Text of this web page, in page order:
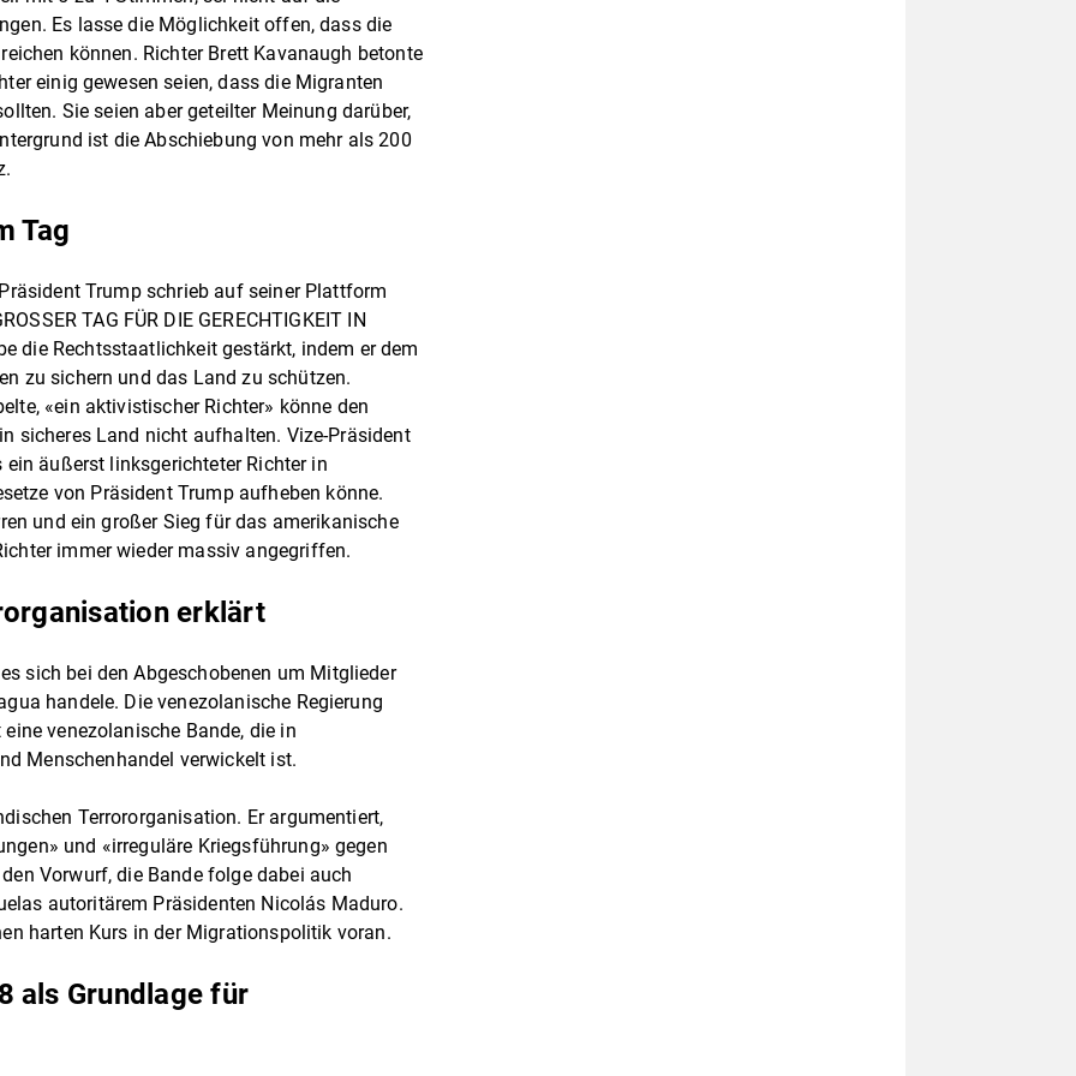
Es lasse die Möglichkeit offen, dass die
können. Richter Brett Kavanaugh betonte
einig gewesen seien, dass die Migranten
Sie seien aber geteilter Meinung darüber,
ist die Abschiebung von mehr als 200
Tag
Trump schrieb auf seiner Plattform
TAG FÜR DIE GERECHTIGKEIT IN
die Rechtsstaatlichkeit gestärkt, indem er dem
zu sichern und das Land zu schützen.
«ein aktivistischer Richter» könne den
sicheres Land nicht aufhalten. Vize-Präsident
äußerst linksgerichteter Richter in
von Präsident Trump aufheben könne.
und ein großer Sieg für das amerikanische
immer wieder massiv angegriffen.
erklärt
sich bei den Abgeschobenen um Mitglieder
handele. Die venezolanische Regierung
venezolanische Bande, die in
Menschenhandel verwickelt ist.
Terrororganisation. Er argumentiert,
und «irreguläre Kriegsführung» gegen
Vorwurf, die Bande folge dabei auch
autoritärem Präsidenten Nicolás Maduro.
harten Kurs in der Migrationspolitik voran.
als Grundlage für